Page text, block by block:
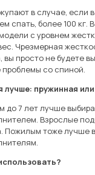
в случае, если
спать, более 100 кг.
с уровнем
Чрезмерная
вы просто не будете
со спиной.
лучше: пружинная
до 7 лет лучше
Взрослые
Пожилым тоже лучше